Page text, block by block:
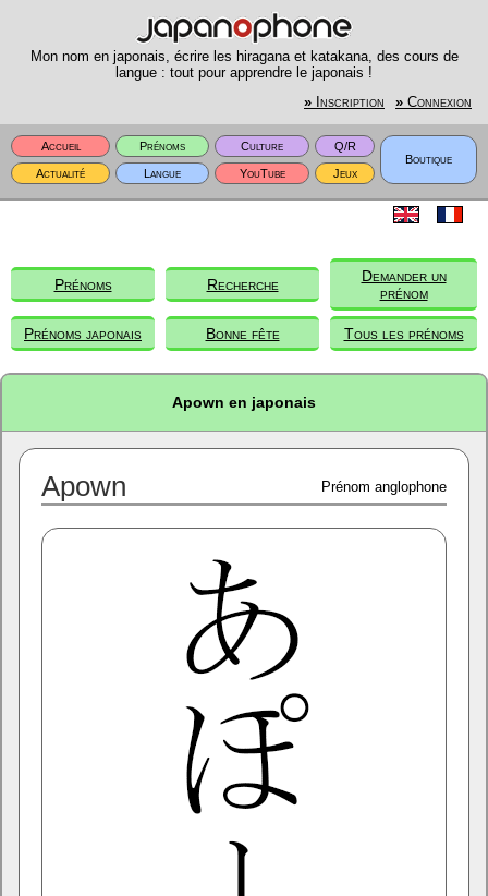
Mon nom en japonais, écrire les hiragana et katakana, des cours de
langue : tout pour apprendre le japonais !
» Inscription » Connexion
Accueil Prénoms Culture
Q/R
Boutique
Actualité
Langue YouTube Jeux
Prénoms Recherche
Demander un
prénom
Prénoms japonais Bonne fête Tous les prénoms
Apown en japonais
Apown Prénom anglophone